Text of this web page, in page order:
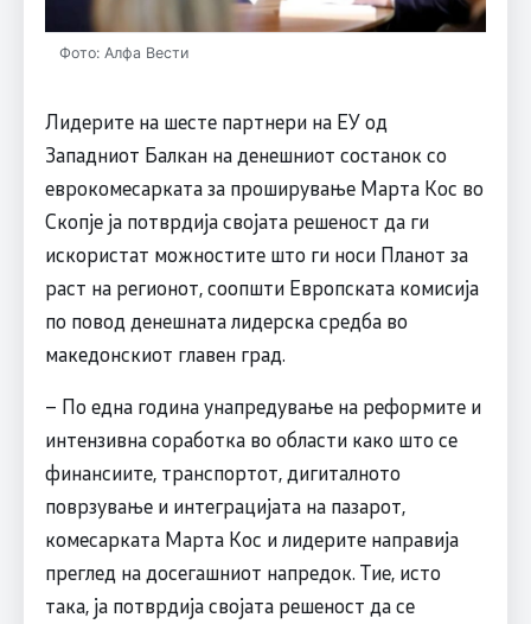
Фото: Алфа Вести
Лидерите на шесте партнери на ЕУ од
Западниот Балкан на денешниот состанок со
еврокомесарката за проширување Марта Кос во
Скопје ја потврдија својата решеност да ги
искористат можностите што ги носи Планот за
раст на регионот, соопшти Европската комисија
по повод денешната лидерска средба во
македонскиот главен град.
– По една година унапредување на реформите и
интензивна соработка во области како што се
финансиите, транспортот, дигиталното
поврзување и интеграцијата на пазарот,
комесарката Марта Кос и лидерите направија
преглед на досегашниот напредок. Тие, исто
така, ја потврдија својата решеност да се